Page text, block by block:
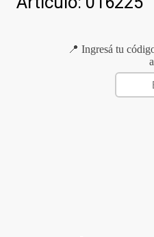
📍 Ingresá tu